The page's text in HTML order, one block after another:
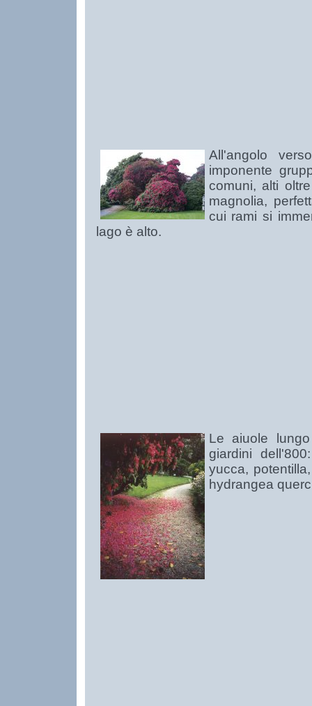
All'angolo
imponente
comuni, alti
magnolia,
cui rami si
lago è alto.
Le aiuole
giardini
yucca,
hydrangea